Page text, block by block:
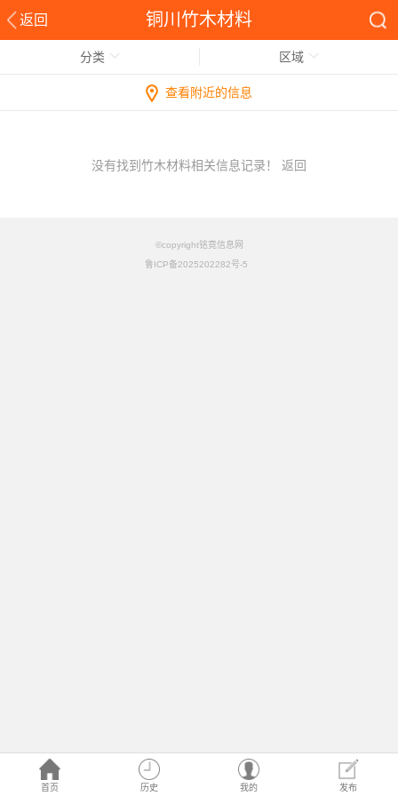
返回 铜川竹木材料
首页 历史 我的 发布
分类 区域
查看附近的信息
没有找到竹木材料相关信息记录！ 返回
©copyright铭竟信息网
鲁ICP备2025202282号-5